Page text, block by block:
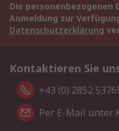
Die personenbezogenen
Anmeldung zur
Datenschutzerklärung
Kontaktieren Sie
+43 (0) 2852
Per E-Mail unter